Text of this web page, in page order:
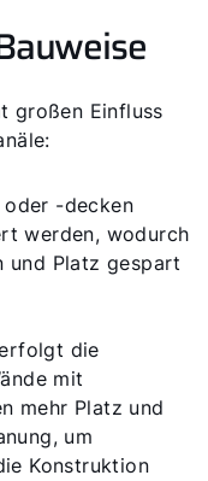
großen Einfluss
-decken
werden, wodurch
und Platz gespart
die
mit
mehr Platz und
um
Konstruktion